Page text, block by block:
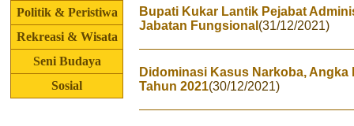
Politik & Peristiwa
Rekreasi & Wisata
Seni Budaya
Sosial
Bupati Kukar Lantik Pejabat
Jabatan Fungsional (31/12/2021)
Didominasi Kasus Narkoba,
Tahun 2021(30/12/2021)